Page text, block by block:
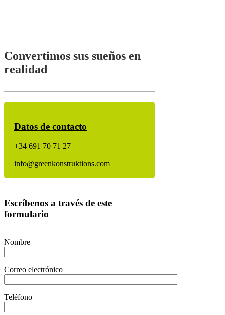
Convertimos sus sueños en
realidad
Datos de contacto
+34 691 70 71 27
info@greenkonstruktions.com
Escríbenos a través de este
formulario
Nombre
Correo electrónico
Teléfono